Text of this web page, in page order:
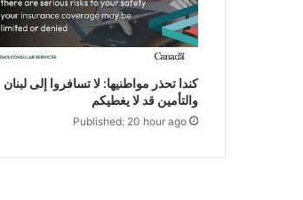
كندا تحذر مواطنيها: لا تسافروا إلى لبنان
والتأمين قد لا يغطيكم
Published: 20 hour ago